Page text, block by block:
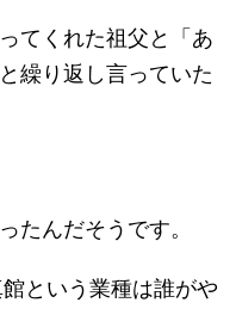
てくれた祖父と「あ
繰り返し言っていた
たんだそうです。
という業種は誰がや